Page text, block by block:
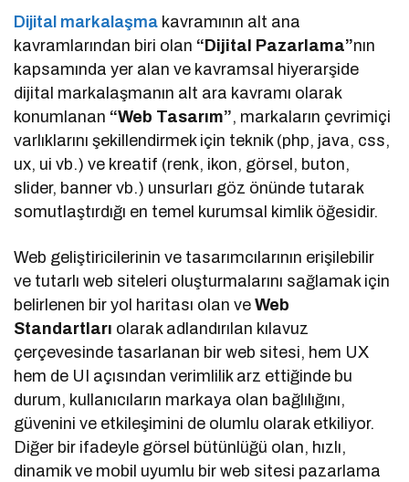
Dijital markalaşma kavramının alt ana
kavramlarından biri olan “Dijital Pazarlama”nın
kapsamında yer alan ve kavramsal hiyerarşide
dijital markalaşmanın alt ara kavramı olarak
konumlanan “Web Tasarım”, markaların çevrimiçi
varlıklarını şekillendirmek için teknik (php, java, css,
ux, ui vb.) ve kreatif (renk, ikon, görsel, buton,
slider, banner vb.) unsurları göz önünde tutarak
somutlaştırdığı en temel kurumsal kimlik öğesidir.
Web geliştiricilerinin ve tasarımcılarının erişilebilir
ve tutarlı web siteleri oluşturmalarını sağlamak için
belirlenen bir yol haritası olan veWeb
Standartları olarak adlandırılan kılavuz
çerçevesinde tasarlanan bir web sitesi, hem UX
hem de UI açısından verimlilik arz ettiğinde bu
durum, kullanıcıların markaya olan bağlılığını,
güvenini ve etkileşimini de olumlu olarak etkiliyor.
Diğer bir ifadeyle görsel bütünlüğü olan, hızlı,
dinamik ve mobil uyumlu bir web sitesi pazarlama